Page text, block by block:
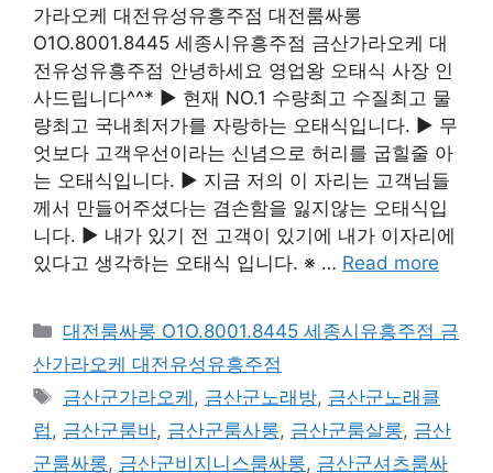
가라오케 대전유성유흥주점 대전룸싸롱
O1O.8001.8445 세종시유흥주점 금산가라오케 대
전유성유흥주점 안녕하세요 영업왕 오태식 사장 인
사드립니다^^* ▶ 현재 NO.1 수량최고 수질최고 물
량최고 국내최저가를 자랑하는 오태식입니다. ▶ 무
엇보다 고객우선이라는 신념으로 허리를 굽힐줄 아
는 오태식입니다. ▶ 지금 저의 이 자리는 고객님들
께서 만들어주셨다는 겸손함을 잃지않는 오태식입
니다. ▶ 내가 있기 전 고객이 있기에 내가 이자리에
있다고 생각하는 오태식 입니다. ※ … Read more
카
테
고
리
대전룸싸롱 O1O.8001.8445 세종시유흥주점 금
산가라오케 대전유성유흥주점
태
그
금산군가라오케 , 금산군노래방, 금산군노래클
럽 , 금산군룸바, 금산군룸사롱, 금산군룸살롱, 금산
군룸싸롱, 금산군비지니스룸싸롱, 금산군셔츠룸싸